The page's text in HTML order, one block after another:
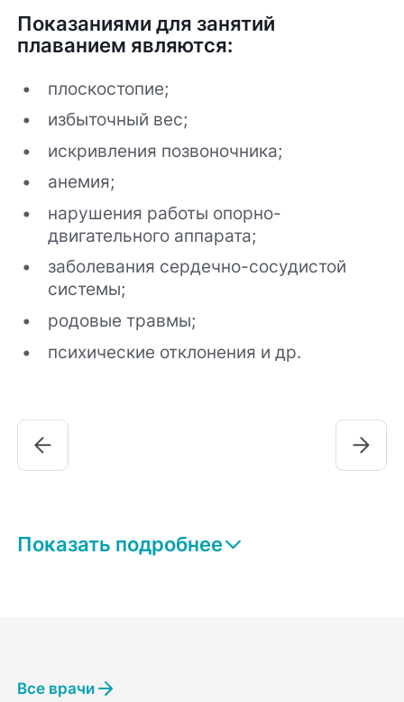
Показаниями для занятий
плаванием являются:
плоскостопие;
избыточный вес;
искривления позвоночника;
анемия;
нарушения работы опорно-
двигательного аппарата;
заболевания сердечно-сосудистой
системы;
родовые травмы;
психические отклонения и др.
Показать подробнее
Все врачи